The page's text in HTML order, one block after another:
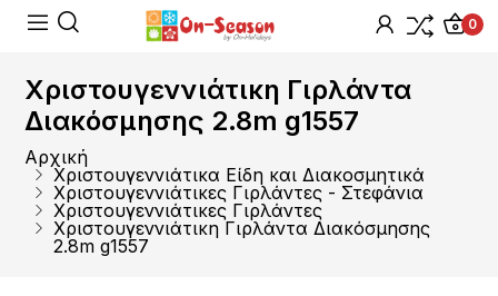
0
Χριστουγεννιάτικη Γιρλάντα
Διακόσμησης 2.8m g1557
Αρχική
Χριστουγεννιάτικα Είδη και Διακοσμητικά
Χριστουγεννιάτικες Γιρλάντες - Στεφάνια
Χριστουγεννιάτικες Γιρλάντες
Χριστουγεννιάτικη Γιρλάντα Διακόσμησης
2.8m g1557